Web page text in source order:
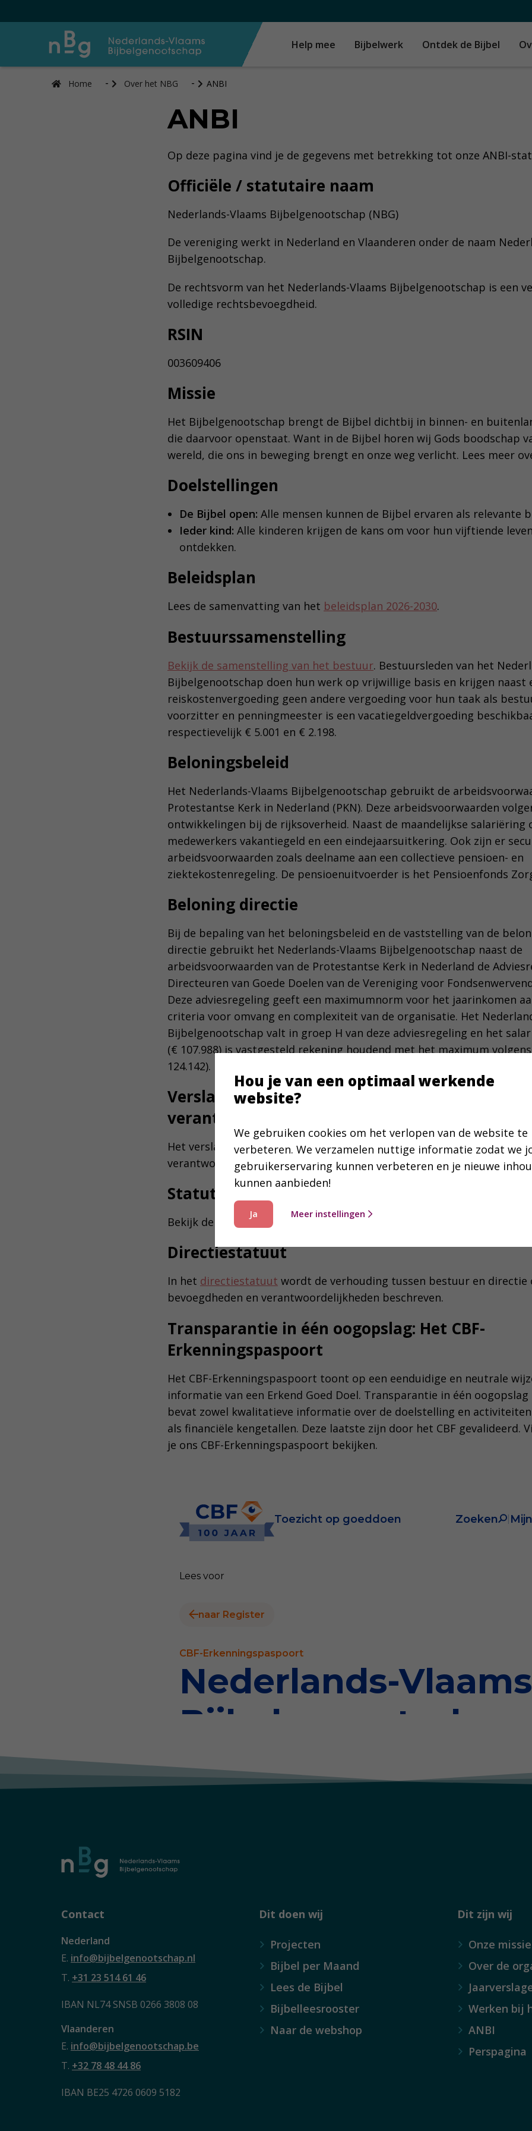
Help mee Bijbelwerk Ontdek de Bijbel
Home Over het NBG ANBI
ANBI
Op deze pagina vind je de gegevens met betrekking tot onze ANBI-
Officiële / statutaire naam
Nederlands-Vlaams Bijbelgenootschap (NBG)
De vereniging werkt in Nederland en Vlaanderen onder de naam
Bijbelgenootschap.
De rechtsvorm van het Nederlands-Vlaams Bijbelgenootschap is een
volledige rechtsbevoegdheid.
RSIN
003609406
Missie
Het Bijbelgenootschap brengt de Bijbel dichtbij in binnen- en
die daarvoor openstaat. Want in de Bijbel horen wij Gods boodschap
wereld, die ons in beweging brengt en onze weg verlicht. Lees meer
Doelstellingen
De Bijbel open: Alle mensen kunnen de Bijbel ervaren als relevante
Ieder kind: Alle kinderen krijgen de kans om voor hun vijftiende
ontdekken.
Beleidsplan
Lees de samenvatting van het beleidsplan 2026-2030.
Bestuurssamenstelling
Bekijk de samenstelling van het bestuur. Bestuursleden van het
Bijbelgenootschap doen hun werk op vrijwillige basis en krijgen naast
reiskostenvergoeding geen andere vergoeding voor hun taak als
voorzitter en penningmeester is een vacatiegeldvergoeding
respectievelijk € 5.001 en € 2.198.
Beloningsbeleid
Het Nederlands-Vlaams Bijbelgenootschap gebruikt de
Protestantse Kerk in Nederland (PKN). Deze arbeidsvoorwaarden
ontwikkelingen bij de rijksoverheid. Naast de maandelijkse salariëring
medewerkers vakantiegeld en een eindejaarsuitkering. Ook zijn er
arbeidsvoorwaarden zoals deelname aan een collectieve pensioen- en
ziektekostenregeling. De pensioenuitvoerder is het Pensioenfonds
Beloning directie
Bij de bepaling van het beloningsbeleid en de vaststelling van de
directie gebruikt het Nederlands-Vlaams Bijbelgenootschap naast de
arbeidsvoorwaarden van de Protestantse Kerk in Nederland de
Directeuren van Goede Doelen van de Vereniging voor
Deze adviesregeling geeft een maximumnorm voor het jaarinkomen
criteria voor omvang en complexiteit van de organisatie. Het
Bijbelgenootschap valt in groep H van deze adviesregeling en het
(€ 107.988) is vastgesteld rekening houdend met het maximum
124.142).
Verslag van de uitgeoefende activiteiten en
verantwoording
Het verslag van onze activiteiten lees je in hetJaarverslag 2024. De
verantwoording vind je vanaf bladzijde 68.
Statuten
Bekijk de statuten van het Nederlands-Vlaams Bijbelgenootschap.
Directiestatuut
In het directiestatuut wordt de verhouding tussen bestuur en directie
bevoegdheden en verantwoordelijkheden beschreven.
Transparantie in één oogopslag: Het CBF-
Erkenningspaspoort
Het CBF-Erkenningspaspoort toont op een eenduidige en neutrale
informatie van een Erkend Goed Doel. Transparantie in één
bevat zowel kwalitatieve informatie over de doelstelling en
als financiële kengetallen. Deze laatste zijn door het CBF gevalideerd.
je ons CBF-Erkenningspaspoort bekijken.
Contact
Nederland
E. info@bijbelgenootschap.nl
T. +31 23 514 61 46
IBAN NL74 SNSB 0266 3808 08
Vlaanderen
E. info@bijbelgenootschap.be
T. +32 78 48 44 86
IBAN BE25 4726 0609 5182
Dit doen wij
Projecten
Bijbel per Maand
Lees de Bijbel
Bijbelleesrooster
Naar de webshop
Dit zijn wij
Onze missie
Over de
Werken bij
ANBI
Perspagina
Hou je van een optimaal werkende
website?
We gebruiken cookies om het verlopen van de website te
verbeteren. We verzamelen nuttige informatie zodat we
gebruikerservaring kunnen verbeteren en je nieuwe
kunnen aanbieden!
Ja Meer instellingen